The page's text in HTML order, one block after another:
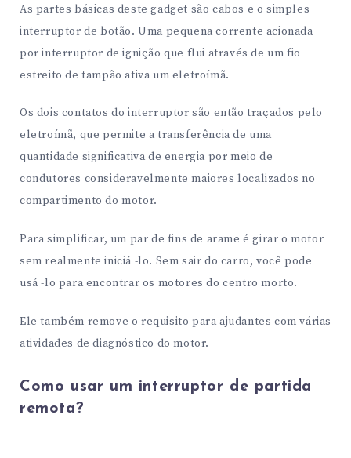
As partes básicas deste gadget são cabos e o simples
interruptor de botão. Uma pequena corrente acionada
por interruptor de ignição que flui através de um fio
estreito de tampão ativa um eletroímã.
Os dois contatos do interruptor são então traçados pelo
eletroímã, que permite a transferência de uma
quantidade significativa de energia por meio de
condutores consideravelmente maiores localizados no
compartimento do motor.
Para simplificar, um par de fins de arame é girar o motor
sem realmente iniciá -lo. Sem sair do carro, você pode
usá -lo para encontrar os motores do centro morto.
Ele também remove o requisito para ajudantes com várias
atividades de diagnóstico do motor.
Como usar um interruptor de partida
remota?